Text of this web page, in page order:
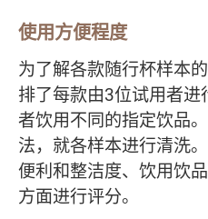
使用方便程度
为了解各款随行杯样本
排了每款由3位试用者
者饮用不同的指定饮品
法，就各样本进行清洗
便利和整洁度、饮用饮
方面进行评分。